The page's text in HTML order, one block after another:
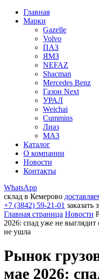
Главная
Марки
Gazelle
Volvo
ПАЗ
ЯМЗ
NEFAZ
Shacman
Mercedes Benz
Газон Next
УРАЛ
Weichai
Cummins
Лиаз
МАЗ
Каталог
О компании
Новости
Контакты
WhatsApp
склад в Кемерово
+7 (3842) 59-21-01 заказать
Главная страница Новости
2026: спад уже не
не ушла
Рынок
мае 2026: